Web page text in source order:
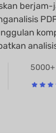
berjam-
5000+